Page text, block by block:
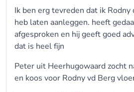
Ik ben erg tevreden dat ik
heb laten aanleggen. heeft
afgesproken en hij geeft goed
dat is heel fijn
Peter uit Heerhugowaard zocht
en koos voor Rodny vd Berg